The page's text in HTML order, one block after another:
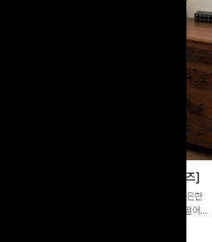
쿨링버튼 8부와이드팬츠[FREE,L사이즈]
[바스락소재💙/8부기장]사이드 버튼 디테일이 은은한
포인트가 되어주는 와이드 팬츠입니다. 여유롭게 떨어지